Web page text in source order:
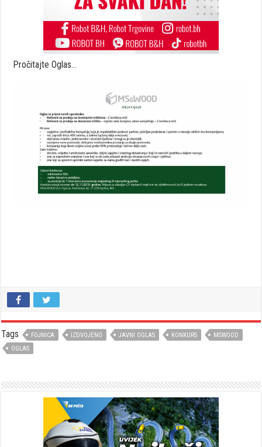
Pročitajte Oglas…
Tags FOJNICA IZDVOJENO JAVNI OGLAS KONKURS
MSWOOD
OGLAS